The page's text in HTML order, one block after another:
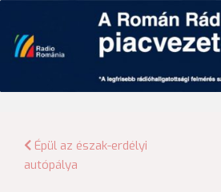
Bejegyzés
navigáció
Épül az észak-erdélyi
autópálya